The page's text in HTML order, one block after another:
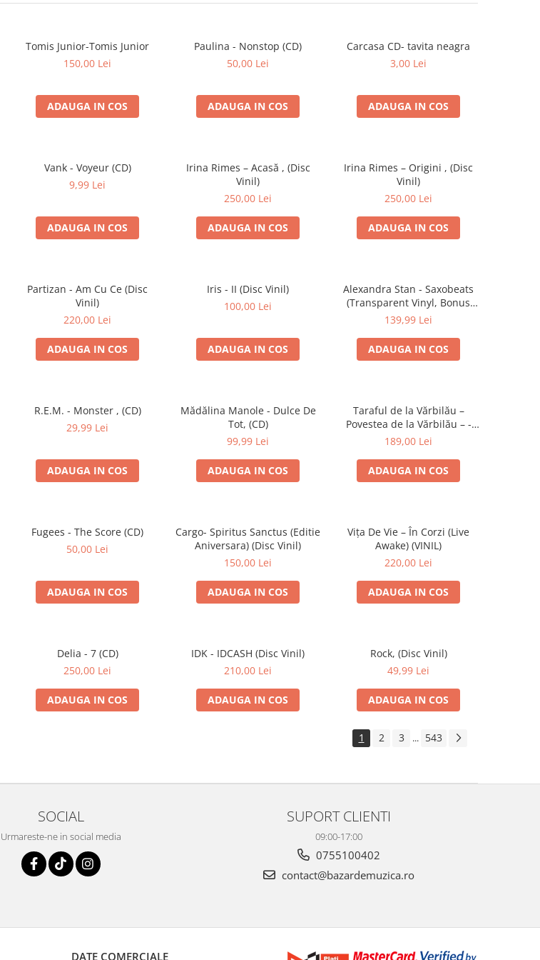
Tomis Junior-Tomis Junior
150,00 Lei
ADAUGA IN COS
Paulina - Nonstop (CD)
50,00 Lei
ADAUGA IN COS
Carcasa CD- tavita neagra
3,00 Lei
ADAUGA IN COS
Vank - Voyeur (CD)
9,99 Lei
ADAUGA IN COS
Irina Rimes – Acasă , (Disc
Vinil)
250,00 Lei
ADAUGA IN COS
Irina Rimes – Origini , (Disc
Vinil)
250,00 Lei
ADAUGA IN COS
Partizan - Am Cu Ce (Disc
Vinil)
220,00 Lei
ADAUGA IN COS
Iris - II (Disc Vinil)
100,00 Lei
ADAUGA IN COS
Alexandra Stan - Saxobeats
(Transparent Vinyl, Bonus
Tracks) ) (Disc Vinil)
139,99 Lei
ADAUGA IN COS
R.E.M. - Monster , (CD)
29,99 Lei
ADAUGA IN COS
Mădălina Manole - Dulce De
Tot, (CD)
99,99 Lei
ADAUGA IN COS
Taraful de la Vărbilău –
Povestea de la Vărbilău – -
Electrecord, (Disc Vinil)
189,00 Lei
ADAUGA IN COS
Fugees - The Score (CD)
50,00 Lei
ADAUGA IN COS
Cargo- Spiritus Sanctus (Editie
Aniversara) (Disc Vinil)
150,00 Lei
ADAUGA IN COS
Vița De Vie – În Corzi (Live
Awake) (VINIL)
220,00 Lei
ADAUGA IN COS
Delia - 7 (CD)
250,00 Lei
ADAUGA IN COS
IDK - IDCASH (Disc Vinil)
210,00 Lei
ADAUGA IN COS
Rock, (Disc Vinil)
49,99 Lei
ADAUGA IN COS
1 2 3 ... 543
SOCIAL
Urmareste-ne in social media
SUPORT CLIENTI
09:00-17:00
0755100402
contact@bazardemuzica.ro
DATE COMERCIALE